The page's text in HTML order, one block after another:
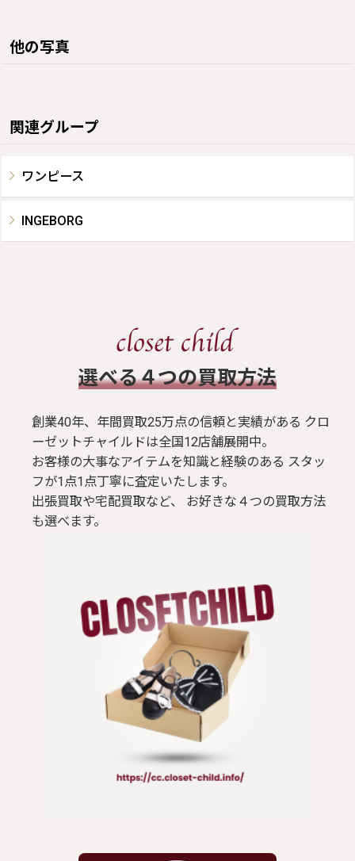
他の写真
関連グループ
ワンピース
INGEBORG
​選べる４つの買取方法
創業40年、年間買取25万点の信頼と実績がある クロ
ーゼットチャイルドは全国12店舗展開中。
お客様の大事なアイテムを知識と経験のある スタッ
フが1点1点丁寧に査定いたします。
出張買取や宅配買取など、 お好きな４つの買取方法
も選べます。